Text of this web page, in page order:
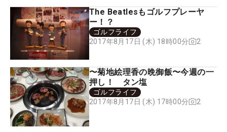
The Beatlesもゴルフプレーヤ
ー！？
ゴルフライフ
2017年8月17日 (木) 18時00分
2
〜菊地絵理香の晩御飯〜今週の一
押し！ タン塩
ゴルフライフ
2017年8月17日 (木) 17時00分
2